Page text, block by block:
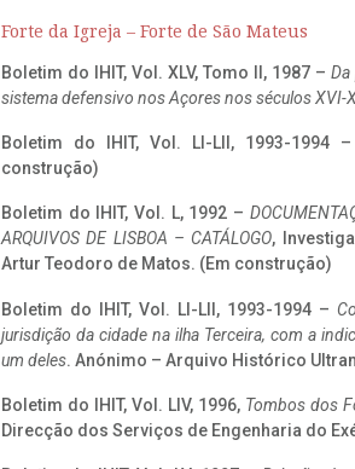
Forte da Igreja – Forte de São Mateus
Boletim do IHIT, Vol. XLV, Tomo II, 1987 –
sistema defensivo nos Açores nos séculos XVI-
Boletim do IHIT, Vol. LI-LII, 1993-1994 –
construção)
Boletim do IHIT, Vol. L, 1992 –
ARQUIVOS DE LISBOA – CATÁLOGO,
Artur Teodoro de Matos. (Em construção)
Boletim do IHIT, Vol. LI-LII, 1993-1994 –
jurisdição da cidade na ilha Terceira, com a
um deles. Anónimo – Arquivo Histórico
Boletim do IHIT, Vol. LIV, 1996, Tombos dos
Direcção dos Serviços de Engenharia do